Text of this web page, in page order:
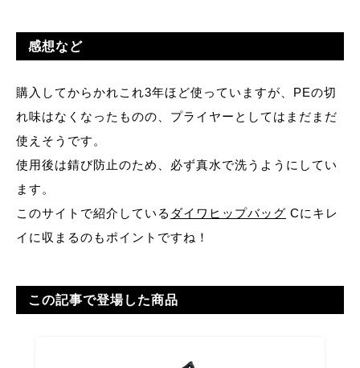
感想など
購入してからかれこれ3年ほど使っていますが、PEの切
れ味はなくなったものの、プライヤーとしてはまだまだ
使えそうです。
使用後は錆び防止のため、必ず真水で洗うようにしてい
ます。
このサイトで紹介している ダイワヒップバッグ Cにキレ
イに収まるのもポイントですね！
この記事で登場した商品